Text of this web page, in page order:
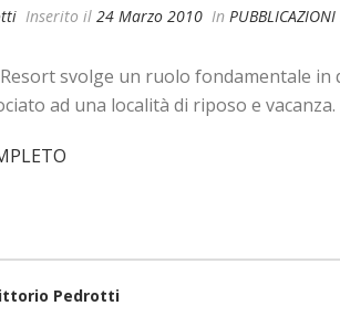
Inserito il 24 Marzo 2010 In PUBBLICAZIONI
svolge un ruolo fondamentale
ad una località di riposo e vacanza.
Pedrotti